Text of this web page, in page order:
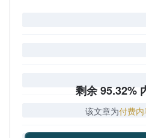
剩余 95.32%
该文章为付费内